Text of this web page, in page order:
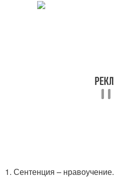
1. Сентенция – нравоучение.